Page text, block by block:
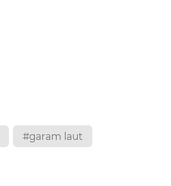
#garam laut